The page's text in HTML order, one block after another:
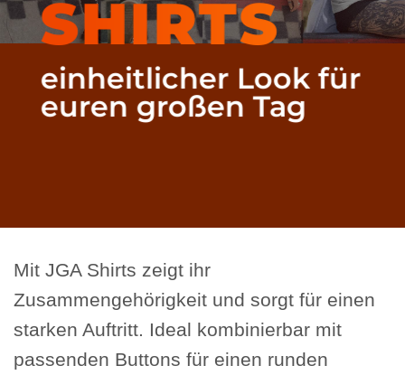
SHIRTS
einheitlicher Look für
euren großen Tag
Mit JGA Shirts zeigt ihr
Zusammengehörigkeit und sorgt für einen
starken Auftritt. Ideal kombinierbar mit
passenden Buttons für einen runden